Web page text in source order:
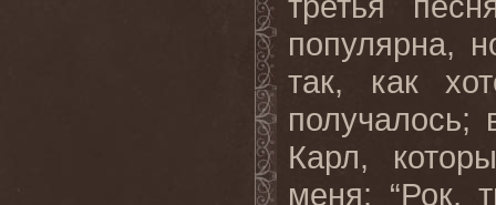
популярна,
так, как
Карл,
меня: “Рок,